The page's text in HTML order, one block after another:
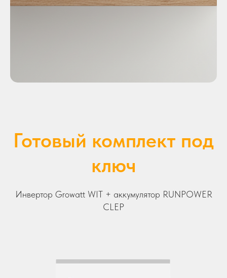
Готовый комплект под
ключ
Инвертор Growatt WIT + аккумулятор RUNPOWER
CLEP